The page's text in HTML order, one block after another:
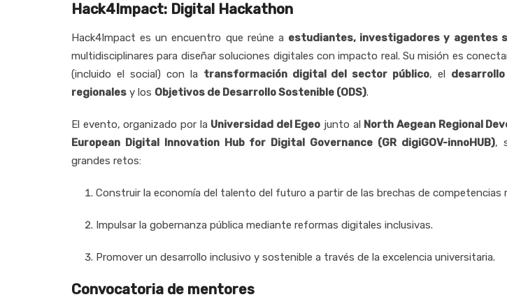
Hack4Impact: Digital Hackathon
Hack4Impact es un encuentro que reúne a estudiantes, investigadores y agentes
multidisciplinares para diseñar soluciones digitales con impacto real. Su misión es
(incluido el social) con la transformación digital del sector público, el
regionales y los Objetivos de Desarrollo Sostenible (ODS).
El evento, organizado por la Universidad del Egeo junto al North Aegean Regional
European Digital Innovation Hub for Digital Governance (GR digiGOV-innoHUB),
grandes retos:
Construir la economía del talento del futuro a partir de las brechas de competencias
Impulsar la gobernanza pública mediante reformas digitales inclusivas.
Promover un desarrollo inclusivo y sostenible a través de la excelencia universitaria.
Convocatoria de mentores